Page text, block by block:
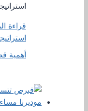
قراءة
أهمية